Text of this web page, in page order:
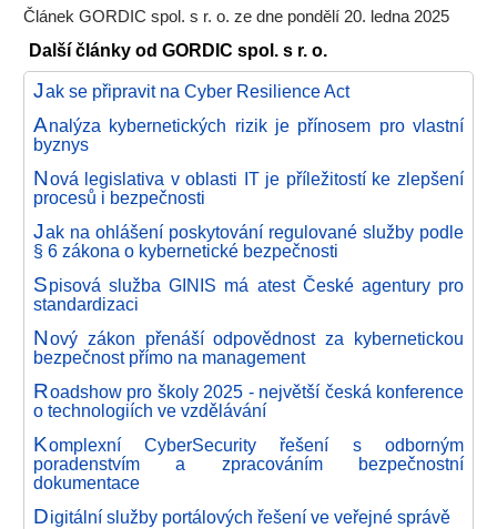
Článek GORDIC spol. s r. o. ze dne pondělí 20. ledna 2025
Další články od GORDIC spol. s r. o.
Jak se připravit na Cyber Resilience Act
Analýza kybernetických rizik je přínosem pro vlastní
byznys
Nová legislativa v oblasti IT je příležitostí ke zlepšení
procesů i bezpečnosti
Jak na ohlášení poskytování regulované služby podle
§ 6 zákona o kybernetické bezpečnosti
Spisová služba GINIS má atest České agentury pro
standardizaci
Nový zákon přenáší odpovědnost za kybernetickou
bezpečnost přímo na management
Roadshow pro školy 2025 - největší česká konference
o technologiích ve vzdělávání
Komplexní CyberSecurity řešení s odborným
poradenstvím a zpracováním bezpečnostní
dokumentace
Digitální služby portálových řešení ve veřejné správě